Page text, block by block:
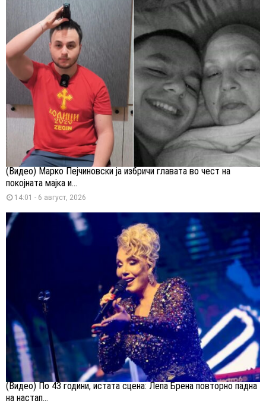
(Видео) Марко Пејчиновски ја избричи главата во чест на
покојната мајка и...
14:01 - 6 август, 2026
(Видео) По 43 години, истата сцена: Лепа Брена повторно падна
на настап...